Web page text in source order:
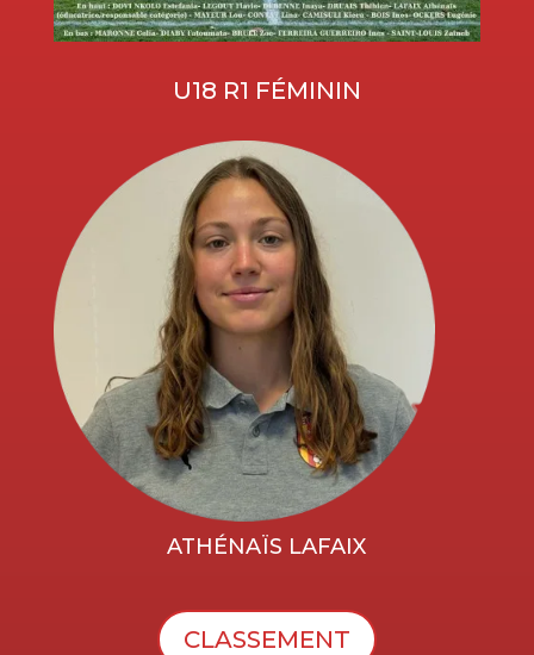
U18 R1 FÉMININ
ATHÉNAÏS LAFAIX
CLASSEMENT